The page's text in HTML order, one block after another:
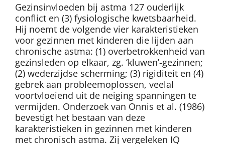
Gezinsinvloeden bij astma 127 ouderlijk
conflict en (3) fysiologische kwetsbaarheid.
Hij noemt de volgende vier karakteristieken
voor gezinnen met kinderen die lijden aan
chronische astma: (1) overbetrokkenheid van
gezinsleden op elkaar, zg. ‘kluwen’-gezinnen;
(2) wederzijdse scherming; (3) rigiditeit en (4)
gebrek aan probleemoplossen, veelal
voortvloeiend uit de neiging spanningen te
vermijden. Onderzoek van Onnis et al. (1986)
bevestigt het bestaan van deze
karakteristieken in gezinnen met kinderen
met chronisch astma. Zij vergeleken IQ